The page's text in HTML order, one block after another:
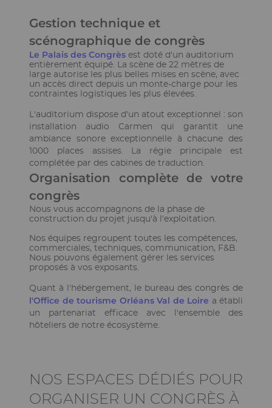
Ckeditor
Organisation complète de votre
congrès
Nous vous accompagnons de la phase de
construction du projet jusqu'à l'exploitation.
Nos équipes regroupent toutes les compétences,
commerciales, techniques, communication, F&B.
Nous pouvons également gérer les services
proposés à vos exposants.
Quant à l'hébergement, le bureau des congrès de
l'Office de tourisme Orléans Val de Loire a établi
un partenariat efficace avec l'ensemble des
hôteliers de notre écosystème.
Ckeditor
Gestion technique et
scénographique de congrès
Le Palais des Congrès est doté d'un auditorium
entièrement équipé. La scène de 22 mètres de
large autorise les plus belles mises en scène, avec
un accès direct depuis un monte-charge pour les
contraintes logistiques les plus élevées.
L'auditorium dispose d'un atout exceptionnel : son
installation audio Carmen qui garantit une
ambiance sonore exceptionnelle à chacune des
1000 places assises. La régie principale est
complétée par des cabines de traduction.
Ckeditor
NOS ESPACES DÉDIÉS POUR
ORGANISER UN CONGRÈS À